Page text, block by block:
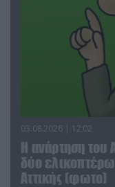
03.08.2026 | 12:02
Η ανάρτηση του
δύο
Αττικής (φωτο)